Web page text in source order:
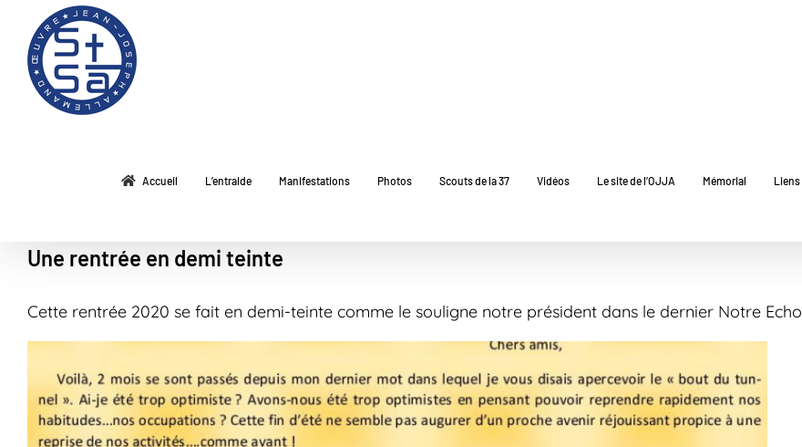
contenu
Accueil L’entraide Manifestations Photos Scouts de la 37 Vidéos Le site de l’OJJA Mémorial Liens
Une rentrée en demi teinte
Cette rentrée 2020 se fait en demi-teinte comme le souligne notre président dans le dernier Notre Echo